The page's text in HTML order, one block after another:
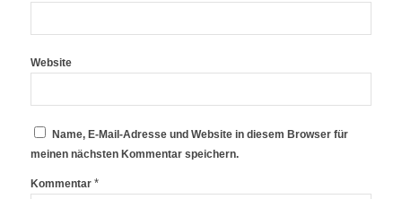
Website
Name, E-Mail-Adresse und Website in diesem Browser für
meinen nächsten Kommentar speichern.
Kommentar *